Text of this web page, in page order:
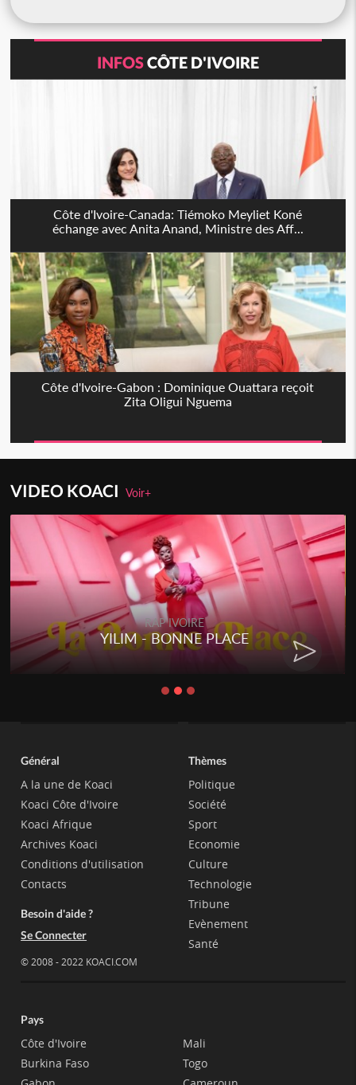
INFOSCÔTE D'IVOIRE
Côte d'Ivoire-Canada: Tiémoko Meyliet Koné
échange avec Anita Anand, Ministre des Aff...
Côte d'Ivoire-Gabon : Dominique Ouattara reçoit
Zita Oligui Nguema
VIDEO KOACIVoir+
RAP IVOIRE
YILIM - BONNE PLACE
Général
A la une de Koaci
Koaci Côte d'Ivoire
Koaci Afrique
Archives Koaci
Conditions d'utilisation
Contacts
Besoin d'aide ?
Se Connecter
© 2008 - 2022 KOACI.COM
Thèmes
Politique
Société
Sport
Economie
Culture
Technologie
Tribune
Evènement
Santé
Pays
Côte d'Ivoire
Burkina Faso
Mali
Togo